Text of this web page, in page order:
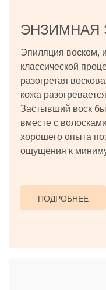
ЭНЗИМНАЯ
Эпиляция воском,
классической
разогретая
кожа
Застывший воск
вместе с
хорошего опыта
ощущения к
ПОДРОБНЕЕ